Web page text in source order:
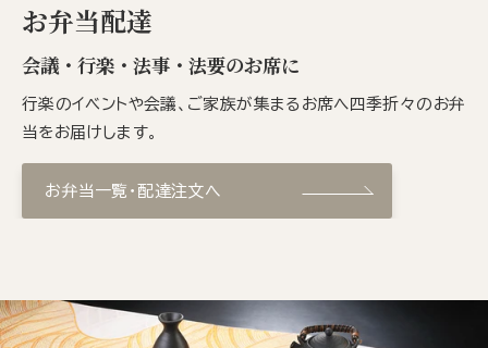
お弁当配達
会議・行楽・法事・法要のお席に
行楽のイベントや会議、ご家族が集まるお席へ四季折々のお弁
当をお届けします。
お弁当一覧・配達注文へ